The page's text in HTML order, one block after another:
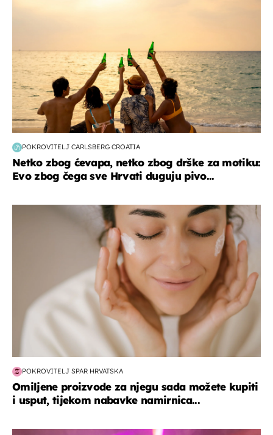
POKROVITELJ CARLSBERG CROATIA
Netko zbog ćevapa, netko zbog drške za motiku:
Evo zbog čega sve Hrvati duguju pivo...
moda & ljepota
POKROVITELJ SPAR HRVATSKA
Omiljene proizvode za njegu sada možete kupiti
i usput, tijekom nabavke namirnica...